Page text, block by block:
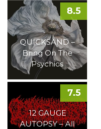
QUICKSAND –
Bring On The
Psychics
8.5
12 GAUGE
AUTOPSY – All
7.5